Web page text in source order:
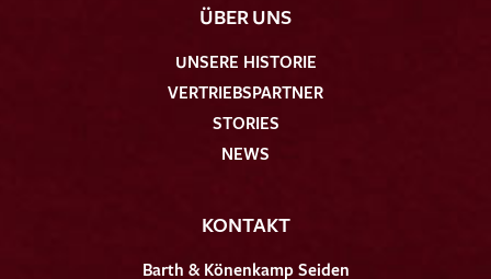
ÜBER UNS
UNSERE HISTORIE
VERTRIEBSPARTNER
STORIES
NEWS
KONTAKT
Barth & Könenkamp Seiden